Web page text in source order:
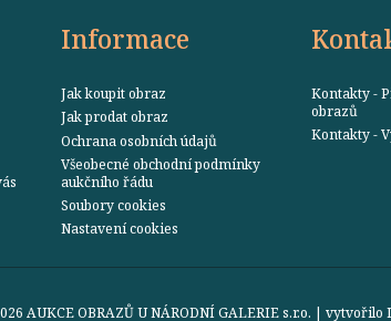
Informace
Jak koupit obraz
Jak prodat obraz
Ochrana osobních údajů
Všeobecné obchodní podmínky
aukčního řádu
Soubory cookies
Nastavení cookies
Kontakty -
obrazů
Kontakty -
AUKCE OBRAZŮ U NÁRODNÍ GALERIE s.r.o. | vytvořilo